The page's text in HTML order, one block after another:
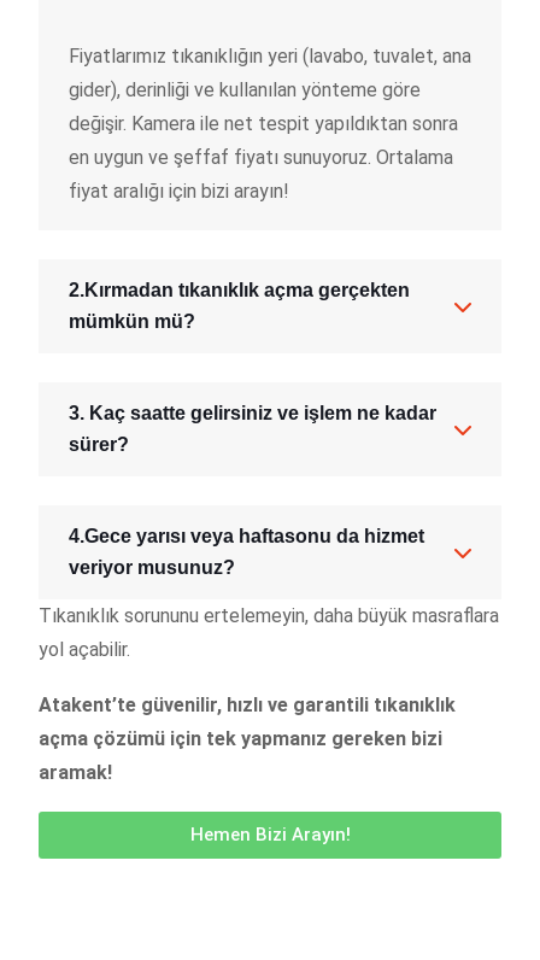
Fiyatlarımız tıkanıklığın yeri (lavabo, tuvalet, ana
gider), derinliği ve kullanılan yönteme göre
değişir. Kamera ile net tespit yapıldıktan sonra
en uygun ve şeffaf fiyatı sunuyoruz. Ortalama
fiyat aralığı için bizi arayın!
2.Kırmadan tıkanıklık açma gerçekten
mümkün mü?
3. Kaç saatte gelirsiniz ve işlem ne kadar
sürer?
4.Gece yarısı veya haftasonu da hizmet
veriyor musunuz?
Tıkanıklık sorununu ertelemeyin, daha büyük masraflara
yol açabilir.
Atakent’te güvenilir, hızlı ve garantili tıkanıklık
açma çözümü için tek yapmanız gereken bizi
aramak!
Hemen Bizi Arayın!